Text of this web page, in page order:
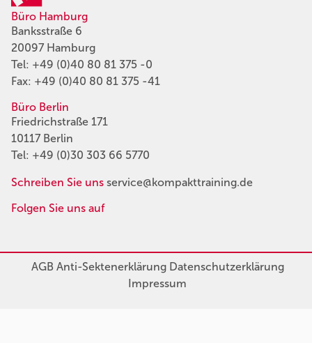
Büro Hamburg
Banksstraße 6
20097 Hamburg
Tel: +49 (0)40 80 81 375 -0
Fax: +49 (0)40 80 81 375 -41
Büro Berlin
Friedrichstraße 171
10117 Berlin
Tel: +49 (0)30 303 66 5770
Schreiben Sie uns service@kompakttraining.de
Folgen Sie uns auf
AGBAnti-SektenerklärungDatenschutzerklärung
Impressum